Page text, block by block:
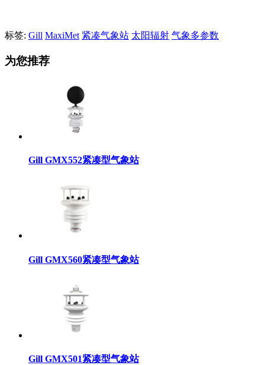
标签: Gill MaxiMet 紧凑气象站 太阳辐射 气象多参数
为您推荐
Gill GMX552紧凑型气象站
Gill GMX560紧凑型气象站
Gill GMX501紧凑型气象站